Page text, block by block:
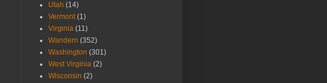
Utah (14)
Vermont (1)
Virginia (11)
Wandern (352)
Washington (301)
West Virginia (2)
Wisconsin (2)